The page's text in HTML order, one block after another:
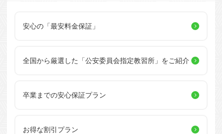
安心の「最安料金保証」
全国から厳選した 「公安委員会指定教習所」をご紹介
卒業までの安心保証プラン
お得な割引プラン